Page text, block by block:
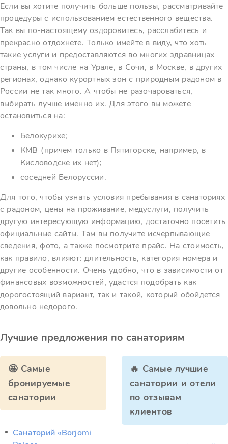
Если вы хотите получить больше пользы, рассматривайте
процедуры с использованием естественного вещества.
Так вы по-настоящему оздоровитесь, расслабитесь и
прекрасно отдохнете. Только имейте в виду, что хоть
такие услуги и предоставляются во многих здравницах
страны, в том числе на Урале, в Сочи, в Москве, в других
регионах, однако курортных зон с природным радоном в
России не так много. А чтобы не разочароваться,
выбирать лучше именно их. Для этого вы можете
остановиться на:
Белокурихе;
КМВ (причем только в Пятигорске, например, в
Кисловодске их нет);
соседней Белоруссии.
Для того, чтобы узнать условия пребывания в санаториях
с радоном, цены на проживание, медуслуги, получить
другую интересующую информацию, достаточно посетить
официальные сайты. Там вы получите исчерпывающие
сведения, фото, а также посмотрите прайс. На стоимость,
как правило, влияют: длительность, категория номера и
другие особенности. Очень удобно, что в зависимости от
финансовых возможностей, удастся подобрать как
дорогостоящий вариант, так и такой, который обойдется
довольно недорого.
Лучшие предложения по санаториям
🤩 Самые
бронируемые
санатории
Санаторий «Borjomi
🔥 Самые лучшие
санатории и отели
по отзывам
клиентов